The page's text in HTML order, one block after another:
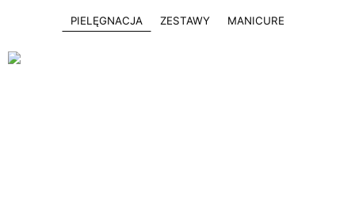
PIELĘGNACJA ZESTAWY MANICURE